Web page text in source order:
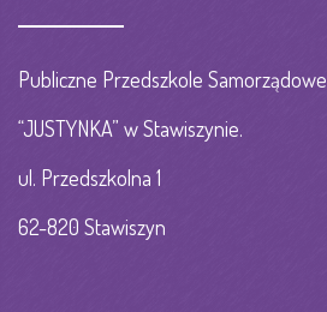
Publiczne Przedszkole Samorządowe
“JUSTYNKA” w Stawiszynie.
ul. Przedszkolna 1
62-820 Stawiszyn